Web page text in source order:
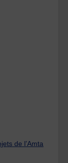
de l’Amta